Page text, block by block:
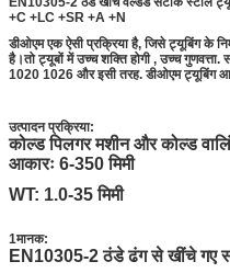
+C +LC +SR +A +N
डीओएम एक ऐसी प्रक्रिया है, जिसे ट्यूबिंग के
है।तो ट्यूबों में उच्च शक्ति होगी , उच्च
1020 1026 और इसी तरह. डीओएम ट्यूबिंग
उत्पादन प्रक्रिया:
कोल्ड पिलगर मशीन और कोल्ड
आकारः 6-350 मिमी
WT: 1.0-35 मिमी
1मानक:
EN10305-2 ठंडे ढंग से खींचे गए